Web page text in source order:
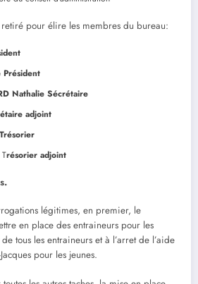
retiré pour élire les membres du bureau:
Président
Nathalie Sécrétaire
adjoint
Trésorier
Trésorier adjoint
légitimes, en premier, le
en place des entraineurs pour les
tous les entraineurs et à l’arret de l’aide
pour les jeunes.